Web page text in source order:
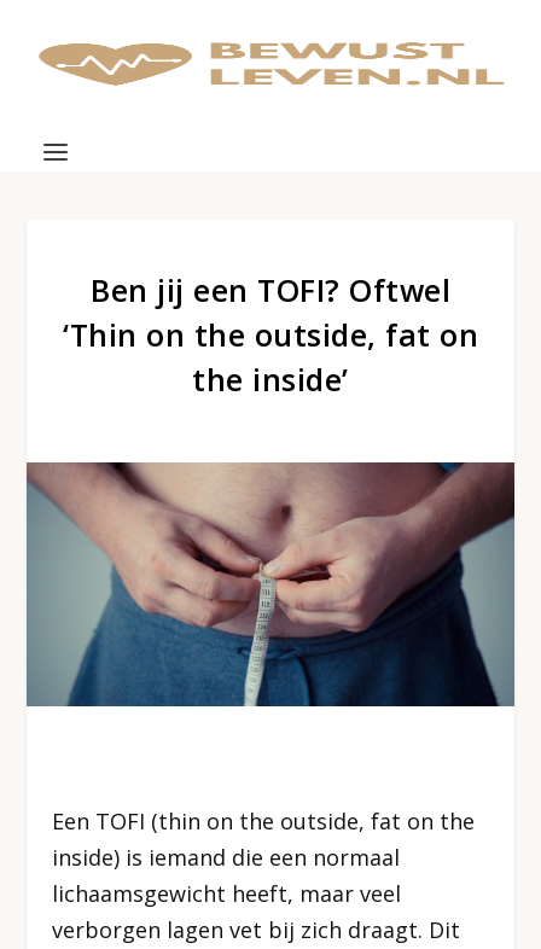
Ben jij een TOFI? Oftwel
‘Thin on the outside, fat on
the inside’
Een TOFI (thin on the outside, fat on the
inside) is iemand die een normaal
lichaamsgewicht heeft, maar veel
verborgen lagen vet bij zich draagt. Dit